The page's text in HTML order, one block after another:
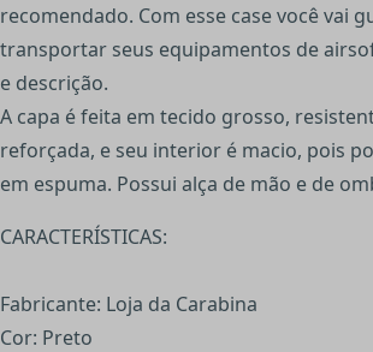
recomendado. Com esse case você vai
transportar seus equipamentos de
e descrição.
A capa é feita em tecido grosso,
reforçada, e seu interior é macio, pois
em espuma. Possui alça de mão e de
CARACTERÍSTICAS:
Fabricante: Loja da Carabina
Cor: Preto